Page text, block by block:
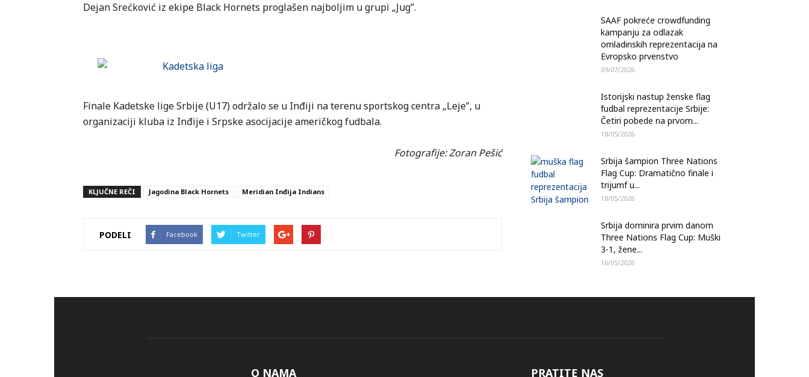
Dejan Srećković iz ekipe Black Hornets proglašen najboljim u grupi „Jug”.
Finale Kadetske lige Srbije (U17) održalo se u Inđiji na terenu sportskog centra „Leje”, u
organizaciji kluba iz Inđije i Srpske asocijacije američkog fudbala.
Fotografije: Zoran Pešić
KLJUČNE REČI Jagodina Black Hornets Meridian Inđija Indians
PODELI Facebook Twitter
SAAF pokreće crowdfunding
kampanju za odlazak
omladinskih reprezentacija na
Evropsko prvenstvo
09/07/2026
Istorijski nastup ženske flag
fudbal reprezentacije Srbije:
Četiri pobede na prvom...
18/05/2026
Srbija šampion Three Nations
Flag Cup: Dramatično finale i
trijumf u...
18/05/2026
Srbija dominira prvim danom
Three Nations Flag Cup: Muški
3-1, žene...
16/05/2026
O NAMA PRATITE NAS